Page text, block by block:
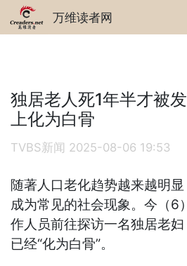
万维读者网
独居老人死1年半才被
上化为白骨
TVBS新闻 2025-08-06 19:53
随著人口老化趋势越来越明
成为常见的社会现象。今（6
作人员前往探访一名独居老
已经“化为白骨”。